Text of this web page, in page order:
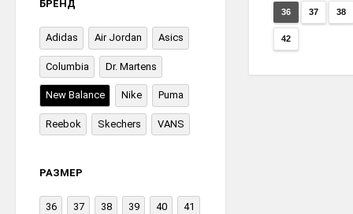
36 37 38
42
БРЕНД
Adidas Air Jordan Asics
Columbia Dr. Martens
New Balance Nike Puma
Reebok Skechers VANS
РАЗМЕР
36 37 38 39 40 41